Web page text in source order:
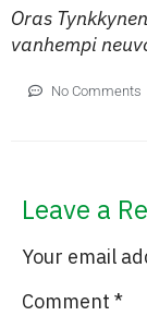
Oras Tynkkynen
vanhempi
No Comments
Leave a
Your email
Comment *